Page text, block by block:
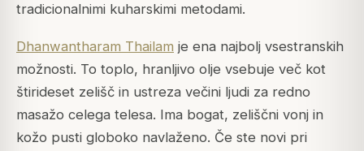
tradicionalnimi kuharskimi metodami.
Dhanwantharam Thailam je ena najbolj vsestranskih
možnosti. To toplo, hranljivo olje vsebuje več kot
štirideset zelišč in ustreza večini ljudi za redno
masažo celega telesa. Ima bogat, zeliščni vonj in
kožo pusti globoko navlaženo. Če ste novi pri